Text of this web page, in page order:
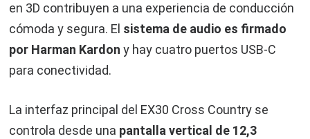
en 3D contribuyen a una experiencia de conducción
cómoda y segura. El sistema de audio es firmado
por Harman Kardon y hay cuatro puertos USB-C
para conectividad.
La interfaz principal del EX30 Cross Country se
controla desde una pantalla vertical de 12,3